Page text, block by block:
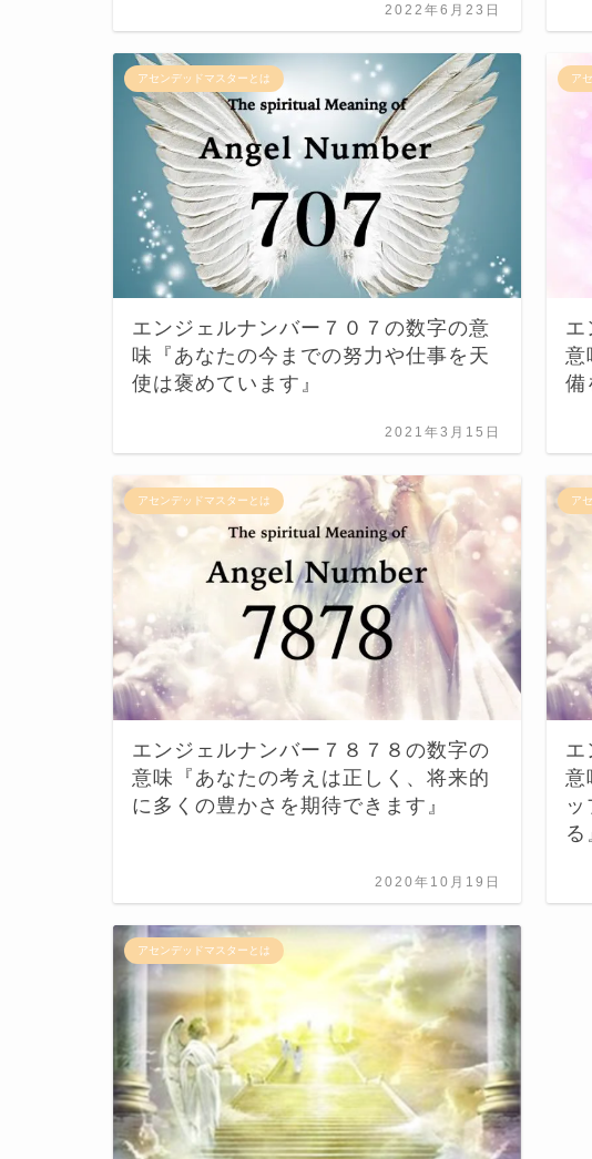
2022年6月23日
アセンデッドマスターとは
エンジェルナンバー７０７の数字の意
味『あなたの今までの努力や仕事を天
使は褒めています』
2021年3月15日
ア
エ
意
備
アセンデッドマスターとは
エンジェルナンバー７８７８の数字の
意味『あなたの考えは正しく、将来的
に多くの豊かさを期待できます』
2020年10月19日
ア
エ
意
る
アセンデッドマスターとは